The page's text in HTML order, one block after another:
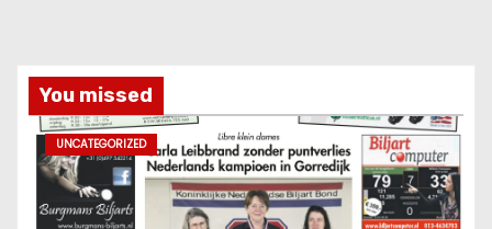
You missed
UNCATEGORIZED